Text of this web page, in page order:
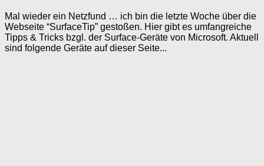
Mal wieder ein Netzfund … ich bin die letzte Woche über die
Webseite “SurfaceTip” gestoßen. Hier gibt es umfangreiche
Tipps & Tricks bzgl. der Surface-Geräte von Microsoft. Aktuell
sind folgende Geräte auf dieser Seite...